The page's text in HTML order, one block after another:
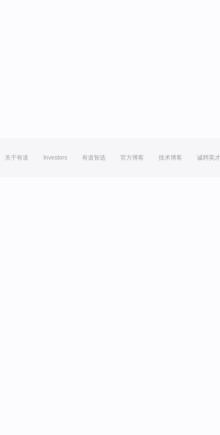
关于有道 Investors 有道智选 官方博客 技术博客 诚聘英才